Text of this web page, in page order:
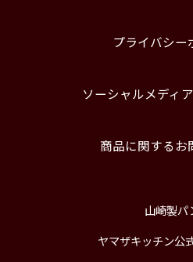
プライバシー
ソーシャルメディ
商品に関するお
山崎製パ
ヤマザキッチン